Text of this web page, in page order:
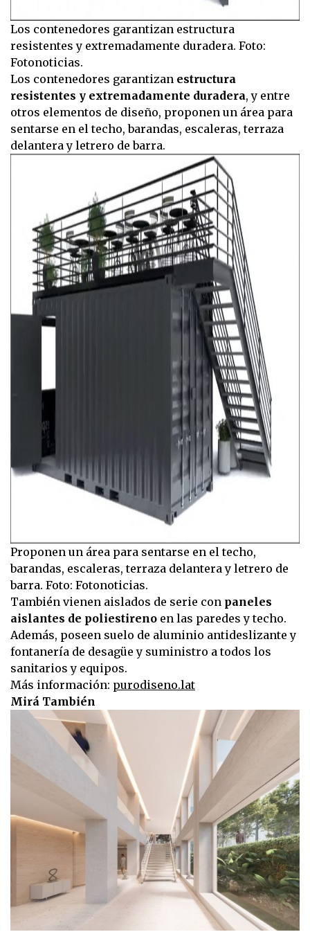
Los contenedores garantizan estructura
resistentes y extremadamente duradera. Foto:
Fotonoticias.
Los contenedores garantizan estructura
resistentes y extremadamente duradera, y entre
otros elementos de diseño, proponen un área para
sentarse en el techo, barandas, escaleras, terraza
delantera y letrero de barra.
Proponen un área para sentarse en el techo,
barandas, escaleras, terraza delantera y letrero de
barra. Foto: Fotonoticias.
También vienen aislados de serie con paneles
aislantes de poliestireno en las paredes y techo.
Además, poseen suelo de aluminio antideslizante y
fontanería de desagüe y suministro a todos los
sanitarios y equipos.
Más información: purodiseno.lat
Mirá También